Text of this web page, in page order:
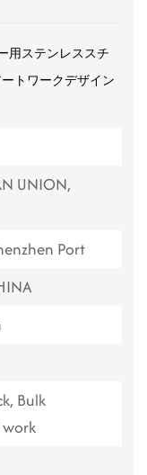
用ステンレススチ
トワークデザイン
UNION,
Port
Bulk